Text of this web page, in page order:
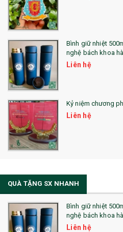
Bình giữ nhiệt
nghệ bách khoa
Liên hệ
Kỷ niệm chương
Liên hệ
QUÀ TẶNG SX NHANH
Bình giữ nhiệt
nghệ bách khoa
Liên hệ